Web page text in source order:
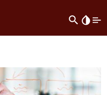
search invert_colors